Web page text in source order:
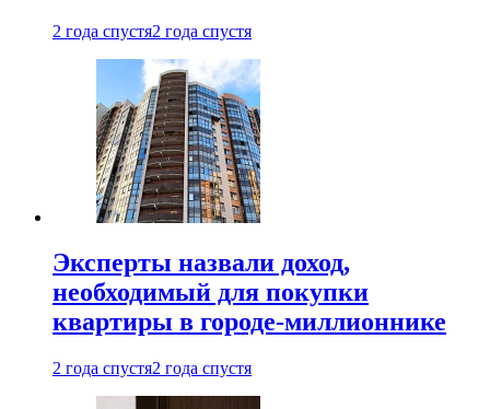
2 года спустя2 года спустя
Эксперты назвали доход,
необходимый для покупки
квартиры в городе-миллионнике
2 года спустя2 года спустя